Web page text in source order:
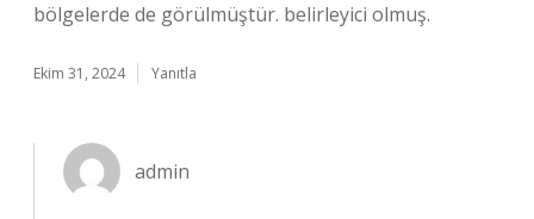
bölgelerde de görülmüştür. belirleyici olmuş.
Ekim 31, 2024 Yanıtla
admin